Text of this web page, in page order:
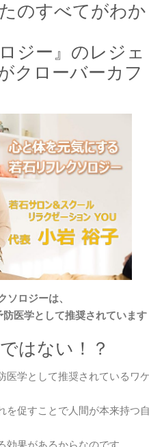
のすべてがわか
ジー』のレジェ
クローバーカフ
ロジーは、
医学として推奨されていま
はない！？
医学として推奨されているワ
を促すことで人間が本来持つ